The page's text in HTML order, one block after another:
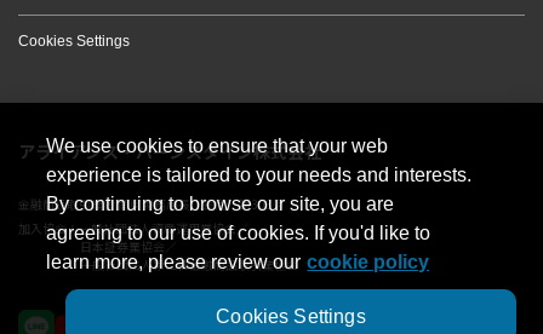
Cookies Settings
アライアンス・バーンスタイン株式会社
金融商品取引業者 関東財務局長（金商）第303号
加入協会：一般社団法人資産運用業協会／
日本証券業協会／
一般社団法人第二種金融商品取引業協会
We use cookies to ensure that your web
experience is tailored to your needs and interests.
By continuing to browse our site, you are
agreeing to our use of cookies. If you'd like to
learn more, please review our cookie policy
Cookies Settings